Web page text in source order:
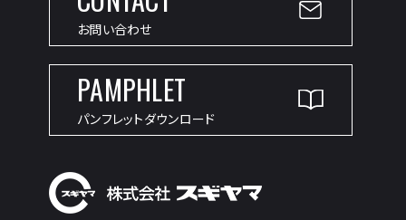
お問い合わせ
PAMPHLET
パンフレットダウンロード